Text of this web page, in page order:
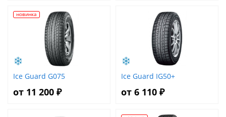
новинка
Ice Guard G075
от 11 200 ₽
Ice Guard IG50+
от 6 110 ₽